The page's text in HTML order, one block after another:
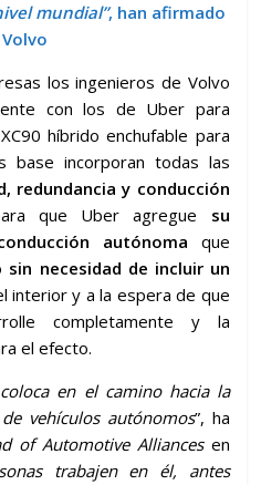
mundial”, han afirmado
los ingenieros de Volvo
con los de Uber para
híbrido enchufable para
base incorporan todas las
redundancia y conducción
que Uber agregue su
autónoma que
sin necesidad de incluir un
interior y a la espera de que
completamente y la
el efecto.
en el camino hacia la
vehículos autónomos”, ha
of Automotive Alliancesen
trabajen en él, antes